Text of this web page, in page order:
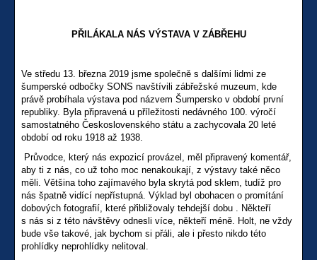
PŘILÁKALA NÁS VÝSTAVA V ZÁBŘEHU
Ve středu 13. března 2019 jsme společně s dalšími lidmi ze
šumperské odbočky SONS navštívili zábřežské muzeum, kde
právě probíhala výstava pod názvem Šumpersko v období první
republiky. Byla připravená u příležitosti nedávného 100. výročí
samostatného Československého státu a zachycovala 20 leté
období od roku 1918 až 1938.
Průvodce, který nás expozicí provázel, měl připravený komentář,
aby ti z nás, co už toho moc nenakoukají, z výstavy také něco
měli. Většina toho zajímavého byla skrytá pod sklem, tudíž pro
nás špatně vidící nepřístupná. Výklad byl obohacen o promítání
dobových fotografií, které přibližovaly tehdejší dobu . Někteří
s nás si z této návštěvy odnesli více, někteří méně. Holt, ne vždy
bude vše takové, jak bychom si přáli, ale i přesto nikdo této
prohlídky neprohlídky nelitoval.